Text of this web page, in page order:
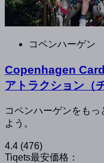
コペンハーゲン
Copenhagen
アトラクション（
コペンハーゲンをもっ
よう。
4.4 (476)
Tiqets最安価格：